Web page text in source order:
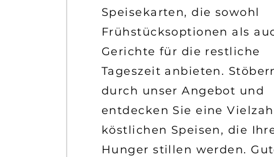
Speisekarten, die sowohl
Frühstücksoptionen als
Gerichte für die restliche
Tageszeit anbieten.
durch unser Angebot und
entdecken Sie eine
köstlichen Speisen, die
Hunger stillen werden.